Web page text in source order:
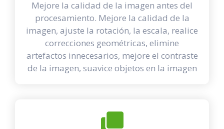
Mejore la calidad de la imagen antes del
procesamiento. Mejore la calidad de la
imagen, ajuste la rotación, la escala, realice
correcciones geométricas, elimine
artefactos innecesarios, mejore el contraste
de la imagen, suavice objetos en la imagen